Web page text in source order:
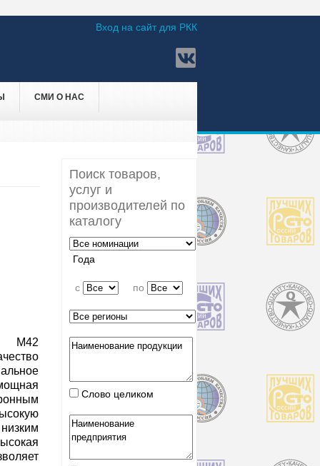
Вход на сайт для РКК
СМИ О НАС
М42
Поиск товаров,
услуг и
производителей по
каталогу
Года
c по
Слово целиком